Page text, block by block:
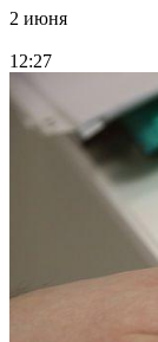
2 июня
12:27